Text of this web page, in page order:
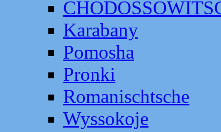
Karabany
Pomosha
Pronki
Romanischtsche
Wyssokoje